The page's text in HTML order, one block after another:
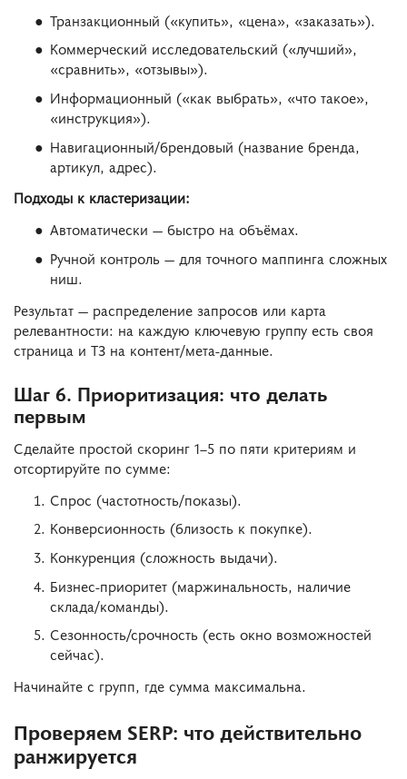
Транзакционный («купить», «цена», «заказать»).
Коммерческий исследовательский («лучший»,
«сравнить», «отзывы»).
Информационный («как выбрать», «что такое»,
«инструкция»).
Навигационный/брендовый (название бренда,
артикул, адрес).
Подходы к кластеризации:
Автоматически — быстро на объёмах.
Ручной контроль — для точного маппинга сложных
ниш.
Результат — распределение запросов или карта
релевантности: на каждую ключевую группу есть своя
страница и ТЗ на контент/мета-данные.
Шаг 6. Приоритизация: что делать
первым
Сделайте простой скоринг 1–5 по пяти критериям и
отсортируйте по сумме:
Спрос (частотность/показы).
Конверсионность (близость к покупке).
Конкуренция (сложность выдачи).
Бизнес-приоритет (маржинальность, наличие
склада/команды).
Сезонность/срочность (есть окно возможностей
сейчас).
Начинайте с групп, где сумма максимальна.
Проверяем SERP: что действительно
ранжируется